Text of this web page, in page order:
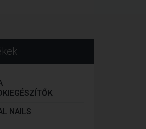
NAILS